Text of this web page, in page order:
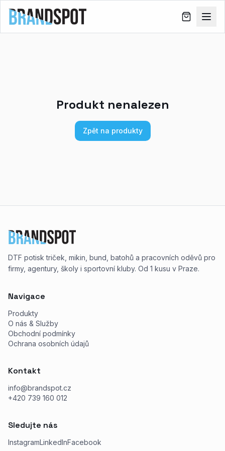
Produkt nenalezen
Zpět na produkty
DTF potisk triček, mikin, bund, batohů a pracovních oděvů pro
firmy, agentury, školy i sportovní kluby. Od 1 kusu v Praze.
Navigace
Produkty
O nás & Služby
Obchodní podmínky
Ochrana osobních údajů
Kontakt
info@brandspot.cz
+420 739 160 012
Sledujte nás
InstagramLinkedInFacebook